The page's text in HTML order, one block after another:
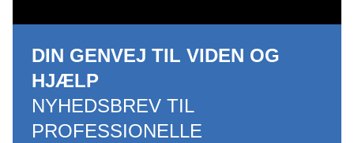
DIN GENVEJ TIL VIDEN OG
HJÆLP
NYHEDSBREV TIL
PROFESSIONELLE